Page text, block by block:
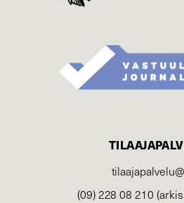
(09) 228 08 210